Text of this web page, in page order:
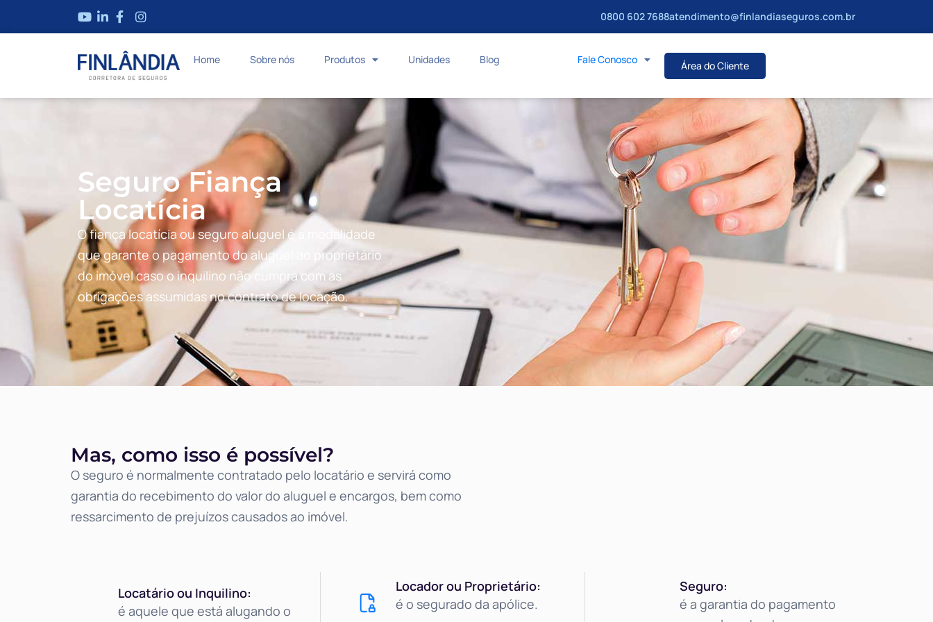
atendimento@finlandiaseguros.com.br
0800 602 7688
Home Sobre nós Produtos Unidades Blog Fale Conosco Área do Cliente
Seguro Fiança
Locatícia
O fiança locatícia ou seguro aluguel é a modalidade
que garante o pagamento do aluguel ao proprietário
do imóvel caso o inquilino não cumpra com as
obrigações assumidas no contrato de locação.
Mas, como isso é possível?
O seguro é normalmente contratado pelo locatário e servirá como
garantia do recebimento do valor do aluguel e encargos, bem como
ressarcimento de prejuízos causados ao imóvel.
Locatário ou Inquilino:
é aquele que está alugando o
Locador ou Proprietário:
é o segurado da apólice.
Seguro:
é a garantia do pagamento